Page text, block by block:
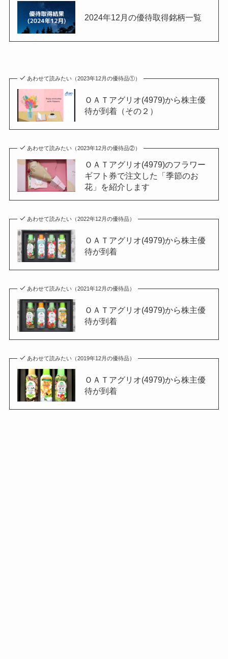
2024年12月の優待取得銘柄一覧
あわせて読みたい（2023年12月の優待品①）
ＯＡＴアグリオ(4979)から株主優
待が到着（その２）
あわせて読みたい（2023年12月の優待品②）
ＯＡＴアグリオ(4979)のフラワー
ギフト券で注文した「季節のお
花」を紹介します
あわせて読みたい（2022年12月の優待品）
ＯＡＴアグリオ(4979)から株主優
待が到着
あわせて読みたい（2021年12月の優待品）
ＯＡＴアグリオ(4979)から株主優
待が到着
あわせて読みたい（2019年12月の優待品）
ＯＡＴアグリオ(4979)から株主優
待が到着